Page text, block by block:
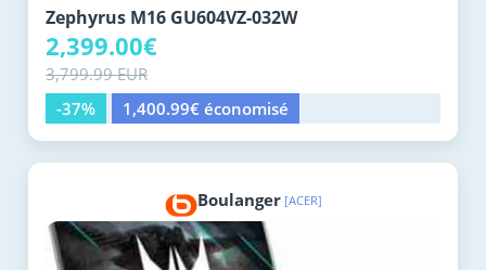
Zephyrus M16 GU604VZ-032W
2,399.00€
3,799.99 EUR
-37%
1,400.99€ économisé
Boulanger [ACER]